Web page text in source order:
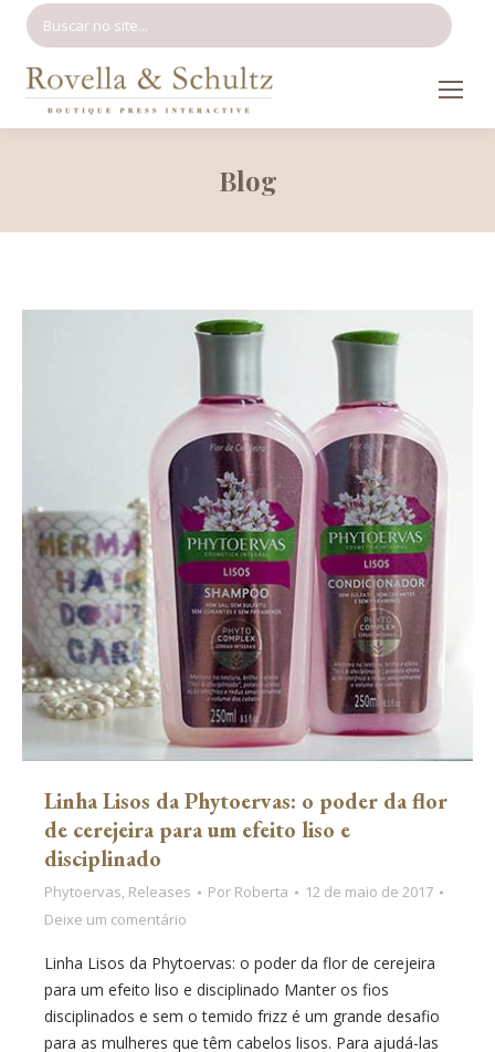
Blog
Linha Lisos da Phytoervas: o poder da flor
de cerejeira para um efeito liso e
disciplinado
Phytoervas, Releases Por Roberta
12 de maio de 2017
Deixe um comentário
Linha Lisos da Phytoervas: o poder da flor de cerejeira
para um efeito liso e disciplinado Manter os fios
disciplinados e sem o temido frizz é um grande desafio
para as mulheres que têm cabelos lisos. Para ajudá-las